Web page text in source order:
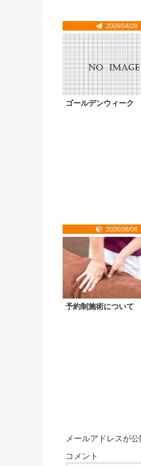
2009/04/28
ゴールデンウィーク
2026/08/06
予約制施術について
メールアドレスが
コメント